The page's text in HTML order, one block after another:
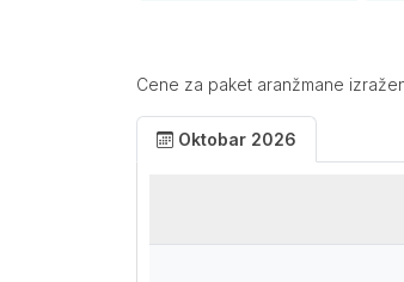
Cene za paket aranžmane
Oktobar 2026